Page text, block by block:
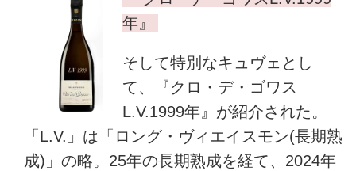
年』
そして特別なキュヴェとし
て、『クロ・デ・ゴワス
L.V.1999年』が紹介された。
「L.V.」は「ロング・ヴィエイスモン(長期熟
成)」の略。25年の長期熟成を経て、2024年